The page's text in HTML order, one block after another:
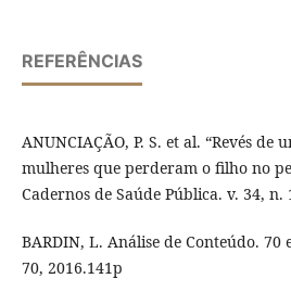
REFERÊNCIAS
ANUNCIAÇÃO, P. S. et al. “Revés de
mulheres que perderam o filho no
Cadernos de Saúde Pública. v. 34, n.
BARDIN, L. Análise de Conteúdo. 70
70, 2016.141p